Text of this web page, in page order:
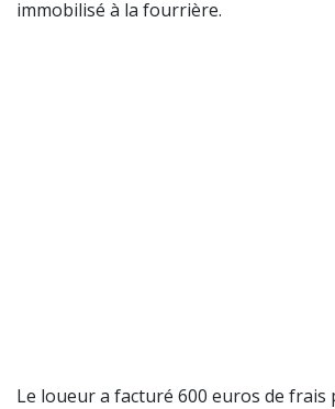
immobilisé à la fourrière.
Le loueur a facturé 600 euros de frais